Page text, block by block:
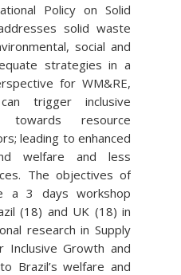
Policy on Solid
solid waste
social and
strategies in a
for WM&RE,
trigger inclusive
towards resource
leading to enhanced
welfare and less
The objectives of
a 3 days workshop
(18) and UK (18) in
research in Supply
Inclusive Growth and
Brazil’s welfare and